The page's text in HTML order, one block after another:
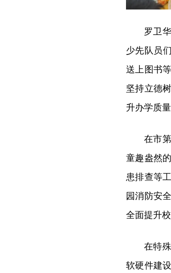
罗卫
少先队员
送上图书
坚持立德
升办学质
在市
童趣盎然
患排查等
园消防安
全面提升
在特
软硬件建